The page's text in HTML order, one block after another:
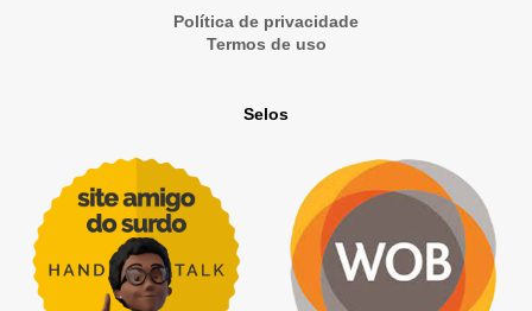
Política de privacidade
Termos de uso
Selos